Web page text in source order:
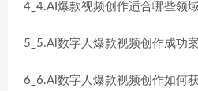
4_4.AI爆款视频创作适合哪些领
5_5.Al数字人爆款视频创作成功
6_6.Al数字人爆款视频创作如何